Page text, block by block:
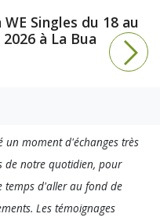
WE Singles du 18 au
à La Bua
un moment d'échanges très
de notre quotidien, pour
temps d'aller au fond de
Les témoignages